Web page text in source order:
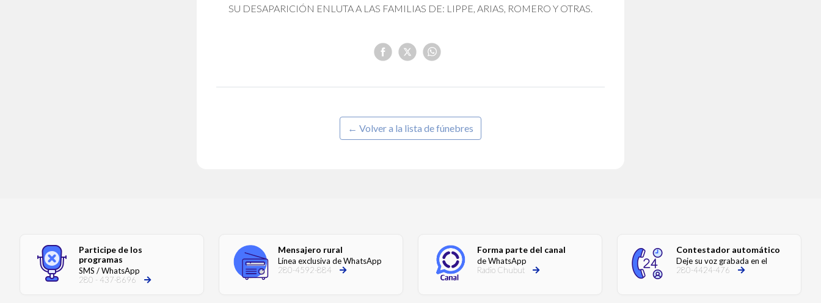
SU DESAPARICIÓN ENLUTA A LAS FAMILIAS DE: LIPPE, ARIAS, ROMERO Y OTRAS.
← Volver a la lista de fúnebres
Participe de los
programas
SMS / WhatsApp
280 - 437-8696
Mensajero rural
Línea exclusiva de WhatsApp
280-4592-884
Forma parte del canal
de WhatsApp
Radio Chubut
Contestador automático
Deje su voz grabada en el
280-4424-476